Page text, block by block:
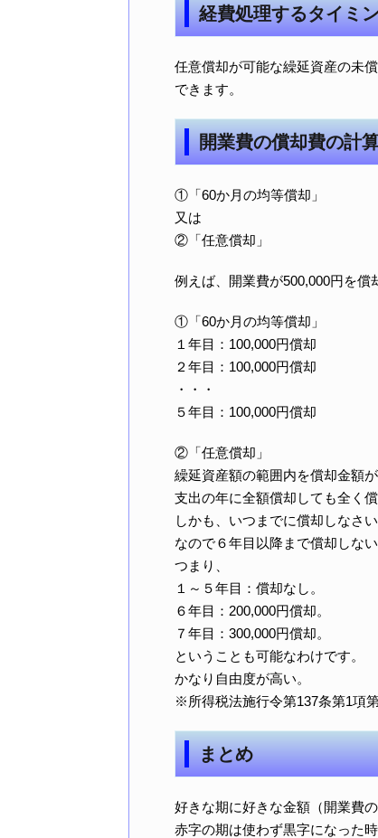
経費処理するタイミ
任意償却が可能な繰延資産の未
できます。
開業費の償却費の計
①「60か月の均等償却」
又は
②「任意償却」
例えば、開業費が500,000円を償
①「60か月の均等償却」
１年目：100,000円償却
２年目：100,000円償却
・・・
５年目：100,000円償却
②「任意償却」
繰延資産額の範囲内を償却金額
支出の年に全額償却しても全く
しかも、いつまでに償却しなさ
なので６年目以降まで償却しな
つまり、
１～５年目：償却なし。
６年目：200,000円償却。
７年目：300,000円償却。
ということも可能なわけです。
かなり自由度が高い。
※所得税法施行令第137条第1項
まとめ
好きな期に好きな金額（開業費
赤字の期は使わず黒字になった時